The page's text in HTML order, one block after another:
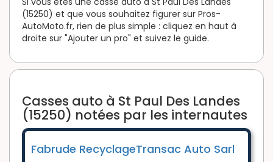
(15250) et que vous souhaitez figurer sur Pros-
AutoMoto.fr, rien de plus simple : cliquez en haut à
droite sur "Ajouter un pro" et suivez le guide.
Casses auto à St Paul Des Landes
(15250) notées par les internautes
Fabrude RecyclageTransac Auto Sarl